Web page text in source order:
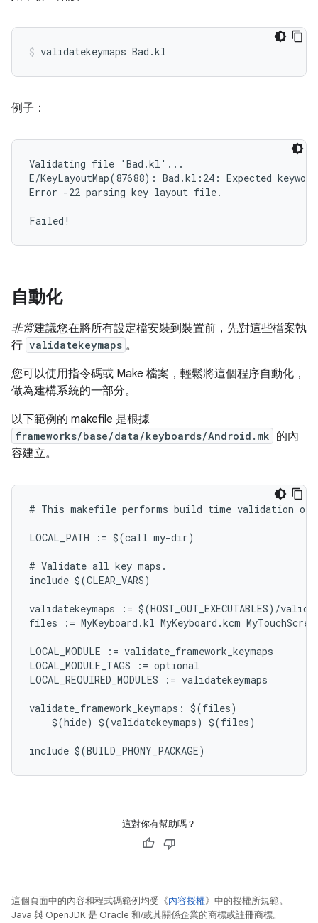
例子：
Validating file 'Bad.kl'...
E/KeyLayoutMap(87688): Bad.kl:24: Expected
Error -22 parsing key layout file.
自動化
非常建議您在將所有設定檔安裝到裝置前，先對這些檔案執
行 validatekeymaps 。
您可以使用指令碼或 Make 檔案，輕鬆將這個程序自動化，
做為建構系統的一部分。
以下範例的 makefile 是根據
frameworks/base/data/keyboards/Android.mk 的內
容建立。
# This makefile performs build time validation of
LOCAL_PATH := $(call my-dir)
# Validate all key maps.
include $(CLEAR_VARS)
validatekeymaps := $(HOST_OUT_EXECUTABLES)/
files := MyKeyboard.kl MyKeyboard.kcm
LOCAL_MODULE := validate_framework_keymaps
LOCAL_MODULE_TAGS := optional
LOCAL_REQUIRED_MODULES := validatekeymaps
validate_framework_keymaps: $(files)
    $(hide) $(validatekeymaps) $(files)
這對你有幫助嗎？
這個頁面中的內容和程式碼範例均受《內容授權》中的授權所規範。
Java 與 OpenJDK 是 Oracle 和/或其關係企業的商標或註冊商標。